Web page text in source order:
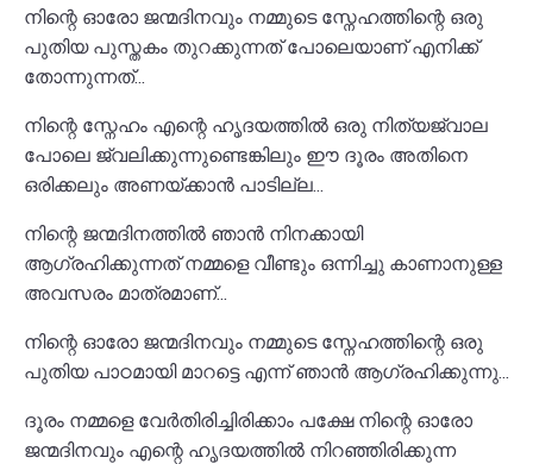
നിന്റെ ഓരോ ജന്മദിനവും നമ്മുടെ സ്നേഹത്തിന്റെ ഒരു
പുതിയ പുസ്തകം തുറക്കുന്നത് പോലെയാണ് എനിക്ക്
തോന്നുന്നത്...
നിന്റെ സ്നേഹം എന്റെ ഹൃദയത്തിൽ ഒരു നിത്യജ്വാല
പോലെ ജ്വലിക്കുന്നുണ്ടെങ്കിലും ഈ ദൂരം അതിനെ
ഒരിക്കലും അണയ്ക്കാൻ പാടില്ല...
നിന്റെ ജന്മദിനത്തിൽ ഞാൻ നിനക്കായി
ആഗ്രഹിക്കുന്നത് നമ്മളെ വീണ്ടും ഒന്നിച്ചു കാണാനുള്ള
അവസരം മാത്രമാണ്...
നിന്റെ ഓരോ ജന്മദിനവും നമ്മുടെ സ്നേഹത്തിന്റെ ഒരു
പുതിയ പാഠമായി മാറട്ടെ എന്ന് ഞാൻ ആഗ്രഹിക്കുന്നു...
ദൂരം നമ്മളെ വേർതിരിച്ചിരിക്കാം പക്ഷേ നിന്റെ ഓരോ
ജന്മദിനവും എന്റെ ഹൃദയത്തിൽ നിറഞ്ഞിരിക്കുന്ന